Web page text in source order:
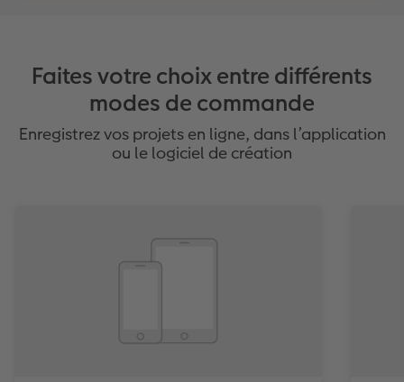
Faites votre choix entre différents
modes de commande
Enregistrez vos projets en ligne, dans l’application
ou le logiciel de création